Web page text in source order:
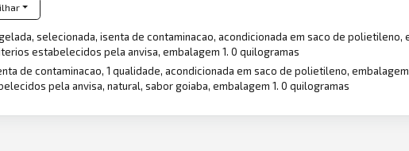
selecionada, isenta de contaminacao, acondicionada em saco de polietileno,
estabelecidos pela anvisa, embalagem 1. 0 quilogramas
de contaminacao, 1 qualidade, acondicionada em saco de polietileno,
pela anvisa, natural, sabor goiaba, embalagem 1. 0 quilogramas